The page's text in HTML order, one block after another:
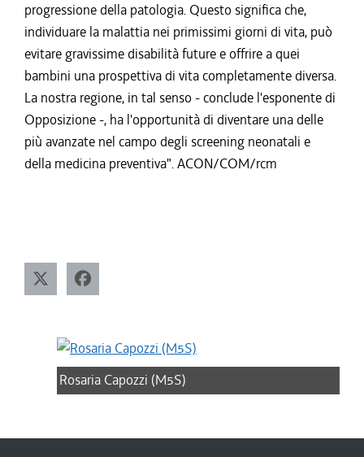
progressione della patologia. Questo significa che,
individuare la malattia nei primissimi giorni di vita, può
evitare gravissime disabilità future e offrire a quei
bambini una prospettiva di vita completamente diversa.
La nostra regione, in tal senso - conclude l'esponente di
Opposizione -, ha l'opportunità di diventare una delle
più avanzate nel campo degli screening neonatali e
della medicina preventiva". ACON/COM/rcm
Rosaria Capozzi (M5S)